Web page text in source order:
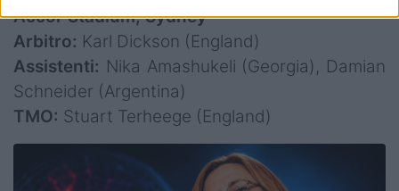
Accor Stadium, Sydney
Arbitro: Karl Dickson (England)
Assistenti: Nika Amashukeli (Georgia), Damian
Schneider (Argentina)
TMO: Stuart Terheege (England)